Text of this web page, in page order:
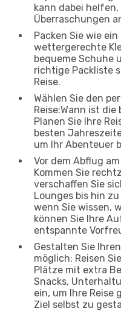
kann dabei
Überraschungen
Packen Sie wie
wettergerechte
bequeme Schuhe
richtige Packliste
Reise.
Wählen Sie den
Reise:Wann ist
Planen Sie Ihre
besten
um Ihr Abenteuer
Vor dem Abflug
Kommen Sie
verschaffen Sie
Lounges bis hin
wenn Sie wissen,
können Sie Ihre
entspannte
Gestalten Sie
möglich: Reisen
Plätze mit extra
Snacks,
ein, um Ihre Reise
Ziel selbst zu